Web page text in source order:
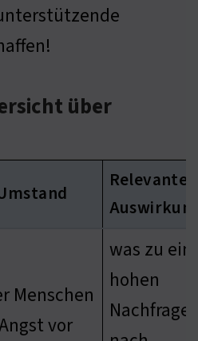
über
Relevante
Menschen
vor
was zu
hohen
Nachfrage